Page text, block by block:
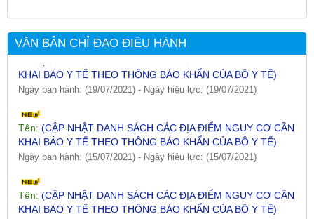
VĂN BẢN CHỈ ĐẠO ĐIỀU HÀNH
Tên: (CẬP NHẬT DANH SÁCH CÁC ĐỊA ĐIỂM NGUY CƠ CẦN
Ngày ban hành: (19/07/2021) -Ngày hiệu lực: (19/07/2021)
Tên:
KHAI BÁO Y TẾ THEO THÔNG BÁO KHẨN CỦA BỘ Y TẾ)
Ngày ban hành: (15/07/2021) -Ngày hiệu lực: (15/07/2021)
Tên:
KHAI BÁO Y TẾ THEO THÔNG BÁO KHẨN CỦA BỘ Y TẾ)
Ngày ban hành: (12/07/2021) -Ngày hiệu lực: (12/07/2021)